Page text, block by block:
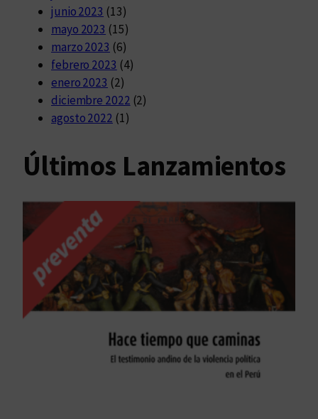
junio 2023 (13)
mayo 2023 (15)
marzo 2023 (6)
febrero 2023 (4)
enero 2023 (2)
diciembre 2022 (2)
agosto 2022 (1)
Últimos Lanzamientos